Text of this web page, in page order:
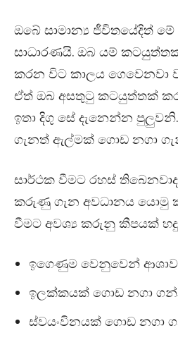
ඔබේ සාමාන්‍ය ජීවිතයේදිත්
සාධාරණයි. ඔබ යම්
කරන විට කාලය ගෙවෙනවා
ඒත් ඔබ අසතුටු කටයුත්තක්
ඉතා දිගු සේ දැනෙන්න
ගැනත් ඇල්මක් ගොඩ නගා
සාර්ථක වීමට රහස්
කරුණු ගැන අවධානය යොමු
වීමට අවශ්‍ය කරුනු කීපයක්
ඉගෙණුම වෙනුවෙන්
ඉලක්කයක් ගොඩ නගා
ස්වයංවිනයක් ගොඩ නගා